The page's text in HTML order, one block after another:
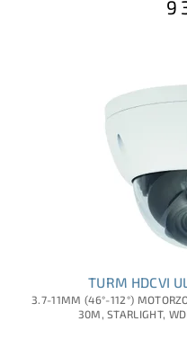
9
TURM HDCVI
3.7-11MM (46°-112°)
30M, STARLIGHT,